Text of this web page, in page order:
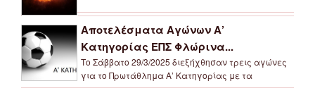
Αποτελέσματα Αγώνων Α’
Κατηγορίας ΕΠΣ Φλώρινα...
Το Σάββατο 29/3/2025 διεξήχθησαν τρεις αγώνες
για το Πρωτάθλημα Α’ Κατηγορίας με τα